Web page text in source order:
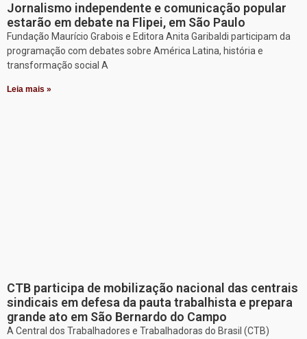
Jornalismo independente e comunicação popular
estarão em debate na Flipei, em São Paulo
Fundação Maurício Grabois e Editora Anita Garibaldi participam da
programação com debates sobre América Latina, história e
transformação social A
Leia mais »
CTB participa de mobilização nacional das centrais
sindicais em defesa da pauta trabalhista e prepara
grande ato em São Bernardo do Campo
A Central dos Trabalhadores e Trabalhadoras do Brasil (CTB)